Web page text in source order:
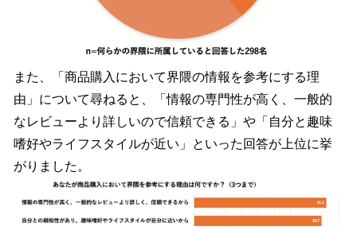
また、「商品購入において界隈の情報を参考にする理
由」について尋ねると、「情報の専門性が高く、一般的
なレビューより詳しいので信頼できる」や「自分と趣味
嗜好やライフスタイルが近い」といった回答が上位に挙
がりました。